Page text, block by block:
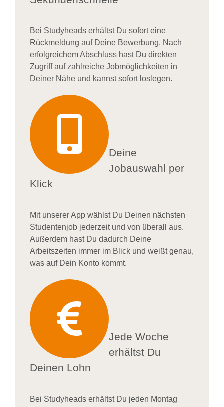
Bei Studyheads erhältst Du sofort eine
Rückmeldung auf Deine Bewerbung. Nach
erfolgreichem Abschluss hast Du direkten
Zugriff auf zahlreiche Jobmöglichkeiten in
Deiner Nähe und kannst sofort loslegen.
Deine
Jobauswahl per
Klick
Mit unserer App wählst Du Deinen nächsten
Studentenjob jederzeit und von überall aus.
Außerdem hast Du dadurch Deine
Arbeitszeiten immer im Blick und weißtgenau,
was auf Dein Konto kommt.
Jede Woche
erhältst Du
Deinen Lohn
Bei Studyheads erhältst Du jeden Montag